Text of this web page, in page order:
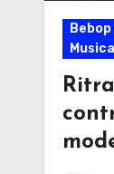
Bebop
Musica